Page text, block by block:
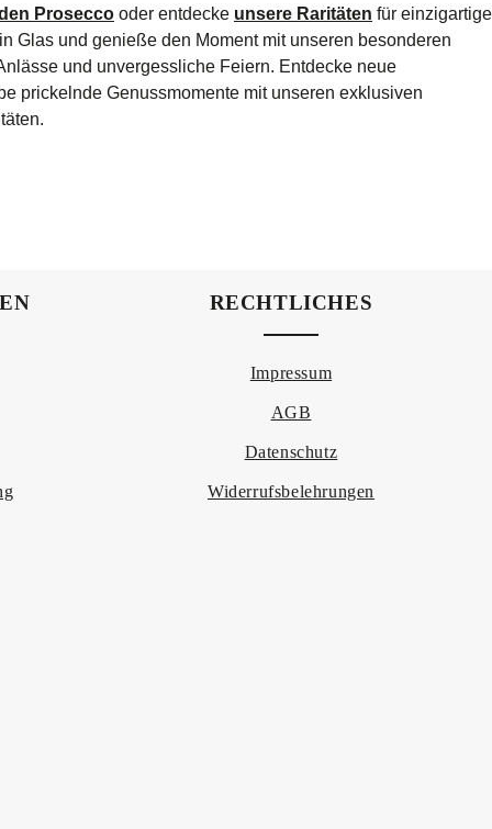
Proseccooder entdecke unsere Raritäten für einzigartige
Glas und genieße den Moment mit unseren besonderen
und unvergessliche Feiern. Entdecke neue
prickelnde Genussmomente mit unseren exklusiven
RECHTLICHES
Impressum
AGB
Datenschutz
Widerrufsbelehrungen